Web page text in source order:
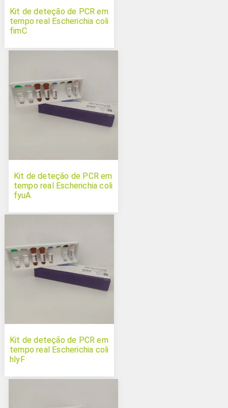
Kit de deteção de PCR em
tempo real Escherichia coli
fimC
Kit de deteção de PCR em
tempo real Escherichia coli
fyuA
Kit de deteção de PCR em
tempo real Escherichia coli
hlyF